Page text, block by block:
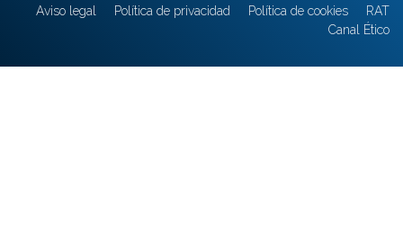
Aviso legal
Política de privacidad Política de cookies
RAT
Canal Ético